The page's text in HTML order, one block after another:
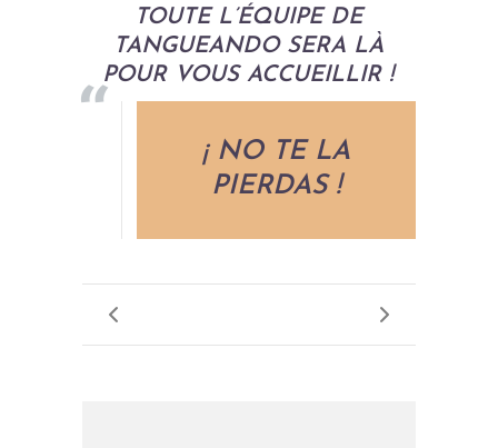
TOUTE L’ÉQUIPE DE
TANGUEANDO SERA LÀ
POUR VOUS ACCUEILLIR !
¡ NO TE LA
PIERDAS !